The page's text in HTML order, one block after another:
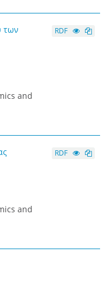
των
and
RDF
and
RDF